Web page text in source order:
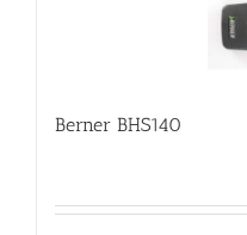
Berner BHS140